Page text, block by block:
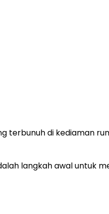
terbunuh di kediaman
langkah awal untuk